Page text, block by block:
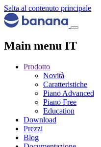
Salta al contenuto principale
Main menu IT
Prodotto
Novità
Caratteristiche
Piano Advanced
Piano Free
Education
Download
Prezzi
Blog